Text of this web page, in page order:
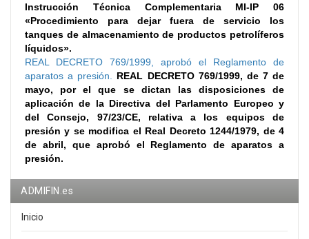
Instrucción Técnica Complementaria MI-IP 06
«Procedimiento para dejar fuera de servicio los
tanques de almacenamiento de productos petrolíferos
líquidos».
REAL DECRETO 769/1999, aprobó el Reglamento de
aparatos a presión. REAL DECRETO 769/1999, de 7 de
mayo, por el que se dictan las disposiciones de
aplicación de la Directiva del Parlamento Europeo y
del Consejo, 97/23/CE, relativa a los equipos de
presión y se modifica el Real Decreto 1244/1979, de 4
de abril, que aprobó el Reglamento de aparatos a
presión.
ADMIFIN.es
Inicio